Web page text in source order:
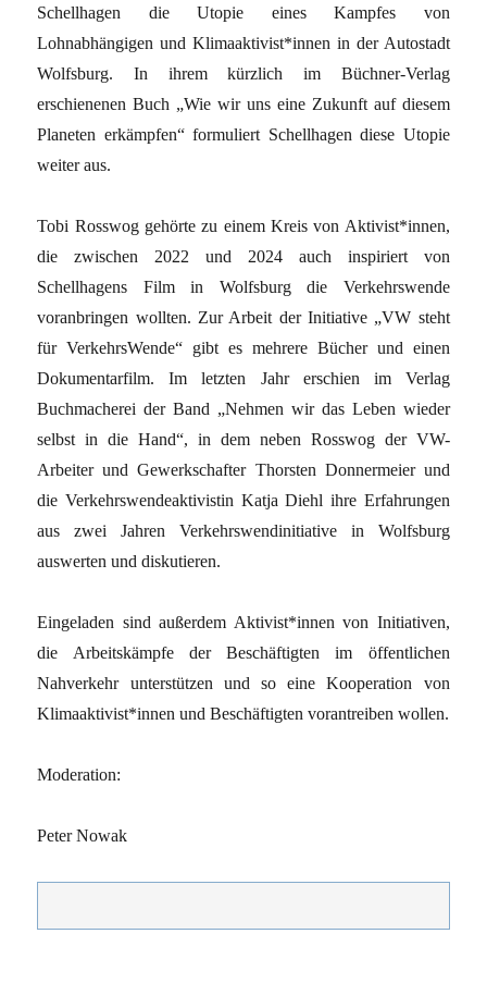
Schellhagen die Utopie eines Kampfes von
Lohnabhängigen und Klimaaktivist*innen in der Autostadt
Wolfsburg. In ihrem kürzlich im Büchner-Verlag
erschienenen Buch „Wie wir uns eine Zukunft auf diesem
Planeten erkämpfen“ formuliert Schellhagen diese Utopie
weiter aus.
Tobi Rosswog gehörte zu einem Kreis von Aktivist*innen,
die zwischen 2022 und 2024 auch inspiriert von
Schellhagens Film in Wolfsburg die Verkehrswende
voranbringen wollten. Zur Arbeit der Initiative „VW steht
für VerkehrsWende“ gibt es mehrere Bücher und einen
Dokumentarfilm. Im letzten Jahr erschien im Verlag
Buchmacherei der Band „Nehmen wir das Leben wieder
selbst in die Hand“, in dem neben Rosswog der VW-
Arbeiter und Gewerkschafter Thorsten Donnermeier und
die Verkehrswendeaktivistin Katja Diehl ihre Erfahrungen
aus zwei Jahren Verkehrswendinitiative in Wolfsburg
auswerten und diskutieren.
Eingeladen sind außerdem Aktivist*innen von Initiativen,
die Arbeitskämpfe der Beschäftigten im öffentlichen
Nahverkehr unterstützen und so eine Kooperation von
Klimaaktivist*innen und Beschäftigten vorantreiben wollen.
Moderation:
Peter Nowak